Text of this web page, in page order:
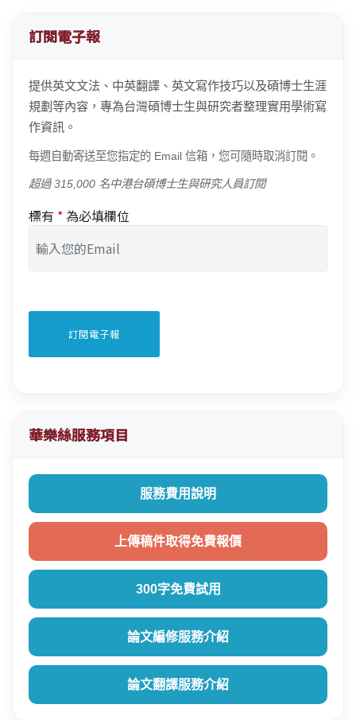
訂閱電子報
提供英文文法、中英翻譯、英文寫作技巧以及碩博士生涯
規劃等內容，專為台灣碩博士生與研究者整理實用學術寫
作資訊。
每週自動寄送至您指定的 Email 信箱，您可隨時取消訂閱。
超過 315,000 名中港台碩博士生與研究人員訂閱
標有 * 為必填欄位
華樂絲服務項目
服務費用說明
上傳稿件取得免費報價
300字免費試用
論文編修服務介紹
論文翻譯服務介紹